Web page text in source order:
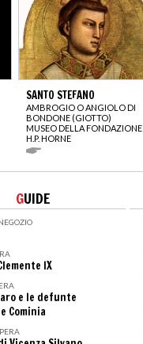
SANTO STEFANO
AMBROGIO O ANGIOLO DI
BONDONE (GIOTTO)
MUSEO DELLA FONDAZIONE
H.P. HORNE
GUIDE
IX
e le defunte
Cominia